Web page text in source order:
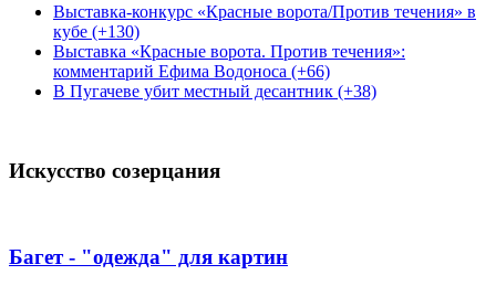
Выставка-конкурс «Красные ворота/Против течения» в
кубе (+130)
Выставка «Красные ворота. Против течения»:
комментарий Ефима Водоноса (+66)
В Пугачеве убит местный десантник (+38)
Искусство созерцания
Багет - "одежда" для картин